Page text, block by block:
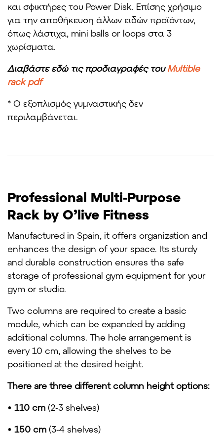
και σφικτήρες του Power Disk. Επίσης χρήσιμο
για την αποθήκευση άλλων ειδών προϊόντων,
όπως λάστιχα, mini balls or loops στα 3
χωρίσματα.
Διαβάστε εδώ τις προδιαγραφές τουMultible
rack pdf
* Ο εξοπλισμός γυμναστικής δεν
περιλαμβάνεται.
Professional Multi-Purpose
Rack by O’live Fitness
Manufactured in Spain, it offers organization and
enhances the design of your space. Its sturdy
and durable construction ensures the safe
storage of professional gym equipment for your
gym or studio.
Two columns are required to create a basic
module, which can be expanded by adding
additional columns. The hole arrangement is
every 10 cm, allowing the shelves to be
positioned at the desired height.
There are three different column height options:
• 110 cm (2-3 shelves)
• 150 cm (3-4 shelves)